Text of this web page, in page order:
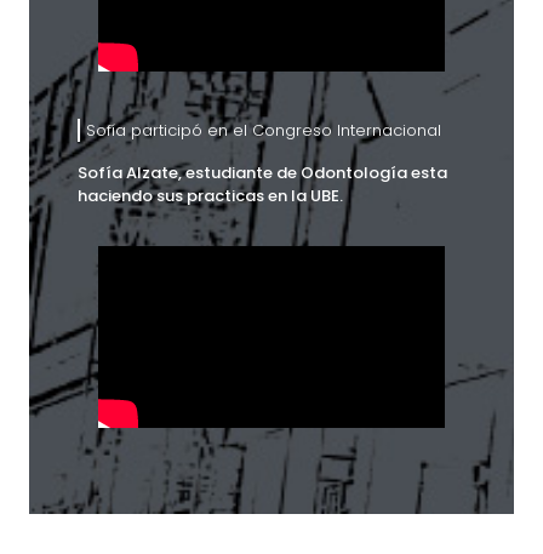
Sofía participó en el Congreso Internacional
Sofía Alzate, estudiante de Odontología esta
haciendo sus practicas en la UBE.